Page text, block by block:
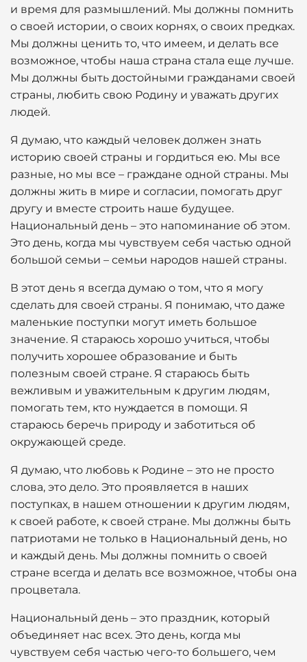
и время для размышлений. Мы должны помнить
о своей истории, о своих корнях, о своих предках.
Мы должны ценить то, что имеем, и делать все
возможное, чтобы наша страна стала еще лучше.
Мы должны быть достойными гражданами своей
страны, любить свою Родину и уважать других
людей.
Я думаю, что каждый человек должен знать
историю своей страны и гордиться ею. Мы все
разные, но мы все – граждане одной страны. Мы
должны жить в мире и согласии, помогать друг
другу и вместе строить наше будущее.
Национальный день – это напоминание об этом.
Это день, когда мы чувствуем себя частью одной
большой семьи – семьи народов нашей страны.
В этот день я всегда думаю о том, что я могу
сделать для своей страны. Я понимаю, что даже
маленькие поступки могут иметь большое
значение. Я стараюсь хорошо учиться, чтобы
получить хорошее образование и быть
полезным своей стране. Я стараюсь быть
вежливым и уважительным к другим людям,
помогать тем, кто нуждается в помощи. Я
стараюсь беречь природу и заботиться об
окружающей среде.
Я думаю, что любовь к Родине – это не просто
слова, это дело. Это проявляется в наших
поступках, в нашем отношении к другим людям,
к своей работе, к своей стране. Мы должны быть
патриотами не только в Национальный день, но
и каждый день. Мы должны помнить о своей
стране всегда и делать все возможное, чтобы она
процветала.
Национальный день – это праздник, который
объединяет нас всех. Это день, когда мы
чувствуем себя частью чего-то большего, чем